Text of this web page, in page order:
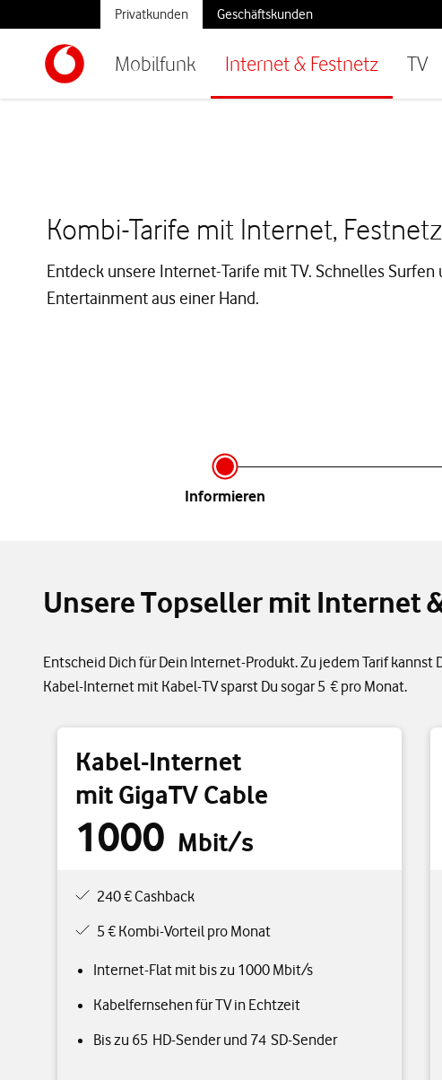
Mobilfunk Internet & Festnetz TV
Privatkunden Geschäftskunden
Kombi-Tarife mit Internet,
Entdeck unsere Internet-Tarife mit TV. Schnelles Surfen
Entertainment aus einer Hand.
Infor­mieren
Unsere Topseller mit Internet
Entscheid Dich für Dein Internet-Produkt. Zu jedem Tarif kannst
Kabel-Internet mit Kabel-TV sparst Du sogar 5 € pro Monat.
Kabel-Internet
mit GigaTV Cable
1000 Mbit/s
240 € Cashback
5 € Kombi-Vorteil pro Monat
Internet-Flat mit bis zu 1000 Mbit/s
Kabelfernsehen für TV in Echtzeit
Bis zu 65 HD-Sender und 74 SD-Sender